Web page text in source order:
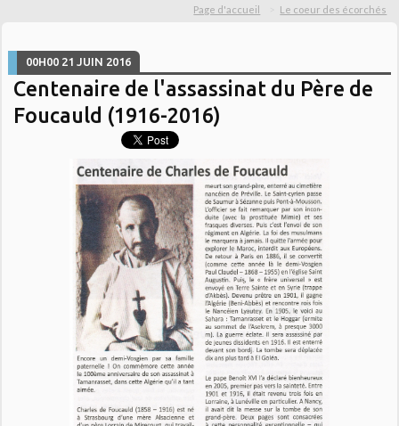
Page d'accueil Le coeur des écorchés
00H00 21 JUIN 2016
Centenaire de l'assassinat du Père de
Foucauld (1916-2016)